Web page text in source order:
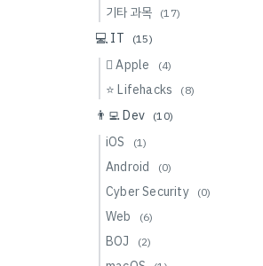
기타 과목 (17)
💻 IT (15)
 Apple (4)
⭐️ Lifehacks (8)
👨‍💻 Dev (10)
iOS (1)
Android (0)
Cyber Security (0)
Web (6)
BOJ (2)